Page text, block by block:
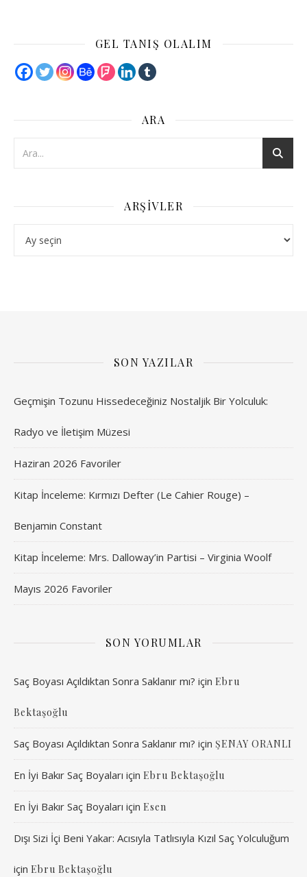
GEL TANIŞ OLALIM
ARA
ARŞIVLER
SON YAZILAR
Geçmişin Tozunu Hissedeceğiniz Nostaljik Bir Yolculuk:
Radyo ve İletişim Müzesi
Haziran 2026 Favoriler
Kitap İnceleme: Kırmızı Defter (Le Cahier Rouge) –
Benjamin Constant
Kitap İnceleme: Mrs. Dalloway’in Partisi – Virginia Woolf
Mayıs 2026 Favoriler
SON YORUMLAR
Saç Boyası Açıldıktan Sonra Saklanır mı? için Ebru
Bektaşoğlu
Saç Boyası Açıldıktan Sonra Saklanır mı? için ŞENAY ORANLI
En İyi Bakır Saç Boyaları için Ebru Bektaşoğlu
En İyi Bakır Saç Boyaları için Esen
Dışı Sizi İçi Beni Yakar: Acısıyla Tatlısıyla Kızıl Saç Yolculuğum
için Ebru Bektaşoğlu